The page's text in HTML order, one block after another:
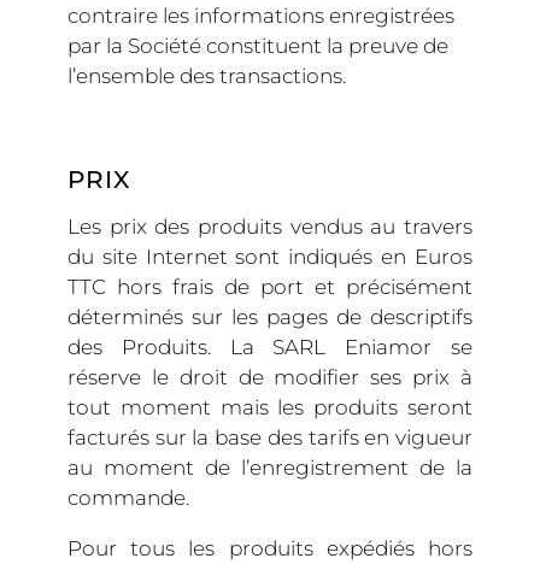
contraire les informations enregistrées
par la Société constituent la preuve de
l’ensemble des transactions.
PRIX
Les prix des produits vendus au travers
du site Internet sont indiqués en Euros
TTC hors frais de port et précisément
déterminés sur les pages de descriptifs
des Produits. La SARL Eniamor se
réserve le droit de modifier ses prix à
tout moment mais les produits seront
facturés sur la base des tarifs en vigueur
au moment de l’enregistrement de la
commande.
Pour tous les produits expédiés hors